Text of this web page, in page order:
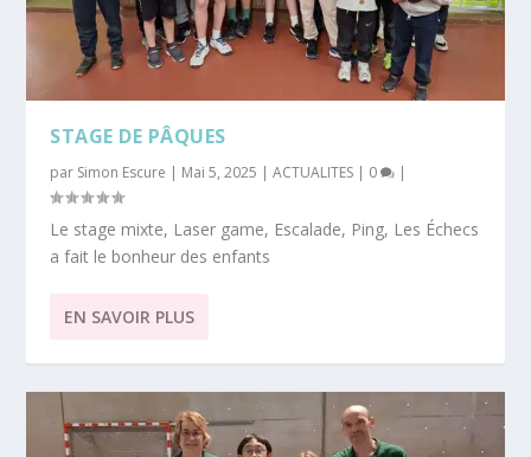
STAGE DE PÂQUES
par Simon Escure | Mai 5, 2025 |ACTUALITES | 0 |
Le stage mixte, Laser game, Escalade, Ping, Les Échecs
a fait le bonheur des enfants
EN SAVOIR PLUS